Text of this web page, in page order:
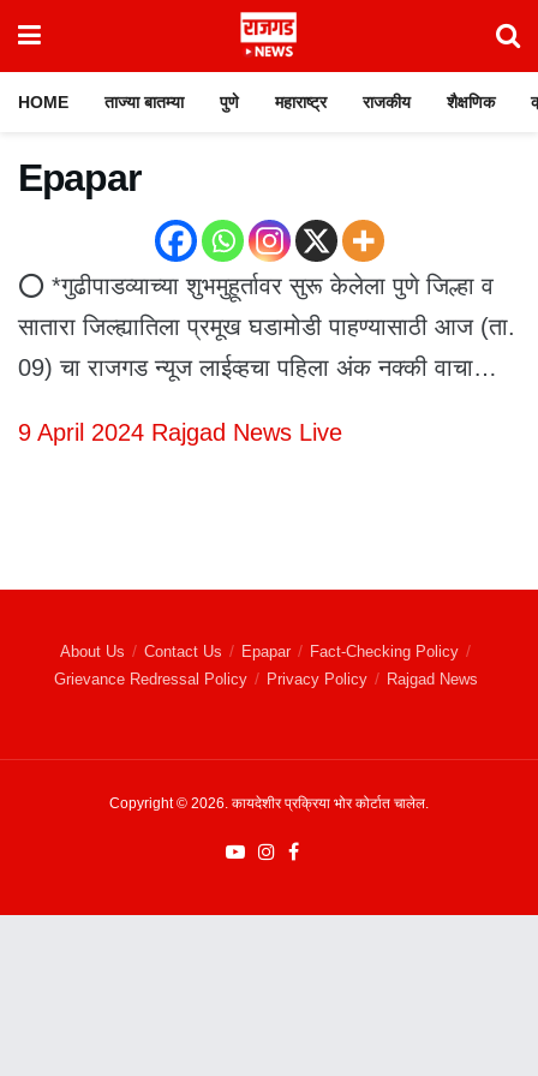
HOME ताज्या बातम्या पुणे महाराष्ट्र राजकीय शैक्षणिक
Epapar
⭕ *गुढीपाडव्याच्या शुभमुहूर्तावर सुरू केलेला पुणे जिल्हा व
सातारा जिल्ह्यातिला प्रमूख घडामोडी पाहण्यासाठी आज (ता.
09) चा राजगड न्यूज लाईव्हचा पहिला अंक नक्की वाचा…
9 April 2024 Rajgad News Live
About Us Contact Us Epapar
Fact-Checking Policy
Grievance Redressal Policy
Privacy Policy Rajgad News
Copyright © 2026. कायदेशीर प्रक्रिया भोर कोर्टात चालेल.